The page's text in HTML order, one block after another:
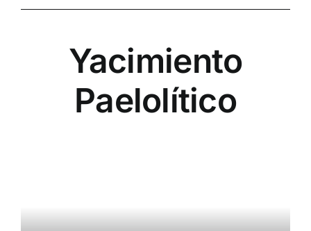
Yacimiento
Paelolítico